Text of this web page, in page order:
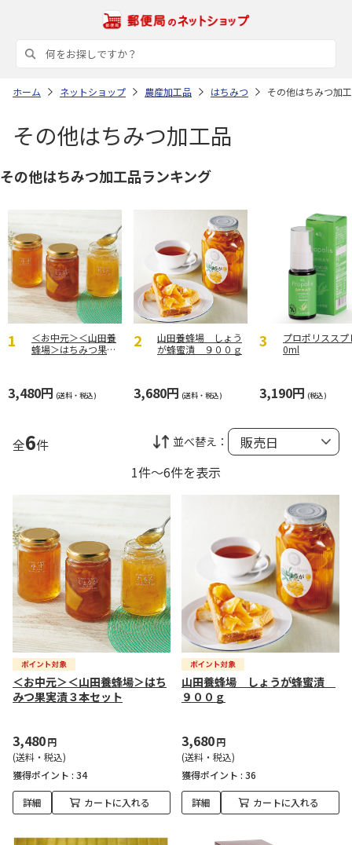
ホーム ネットショップ 農産加工品 はちみつ その他はちみつ加
その他はちみつ加工品
その他はちみつ加工品ランキング
＜お中元＞＜山田養
蜂場＞はちみつ果実
3,480円 (送料・税込)
山田養蜂場 しょう
が蜂蜜漬 ９００ｇ
3,680円 (送料・税込)
プロポリススプ
0ml
3,190円 (税込)
全6件 並べ替え：
1件～6件を表示
＜お中元＞＜山田養蜂場＞はち
みつ果実漬３本セット
3,480円
(送料・税込)
獲得ポイント : 34
詳細 カートに入れる
山田養蜂場 しょうが蜂蜜漬
９００ｇ
3,680円
(送料・税込)
獲得ポイント : 36
詳細 カートに入れる